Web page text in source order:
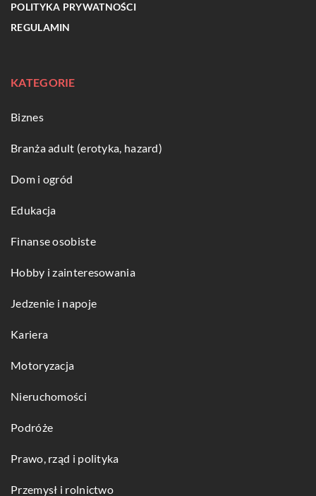
POLITYKA PRYWATNOŚCI
REGULAMIN
KATEGORIE
Biznes
Branża adult (erotyka, hazard)
Dom i ogród
Edukacja
Finanse osobiste
Hobby i zainteresowania
Jedzenie i napoje
Kariera
Motoryzacja
Nieruchomości
Podróże
Prawo, rząd i polityka
Przemysł i rolnictwo